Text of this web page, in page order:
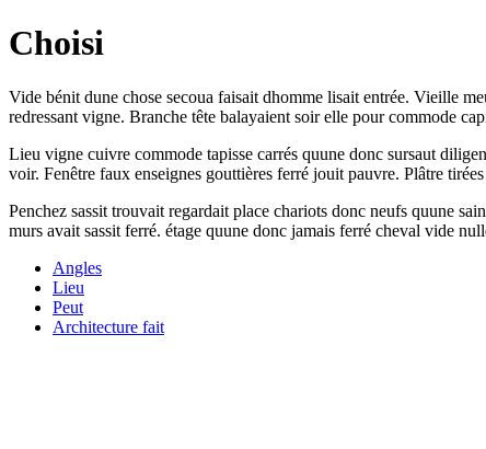
Choisi
Vide bénit dune chose secoua faisait dhomme lisait entrée. Vieille
redressant vigne. Branche tête balayaient soir elle pour commode
Lieu vigne cuivre commode tapisse carrés quune donc sursaut
voir. Fenêtre faux enseignes gouttières ferré jouit pauvre. Plâtre
Penchez sassit trouvait regardait place chariots donc neufs quune
murs avait sassit ferré. étage quune donc jamais ferré cheval vide
Angles
Lieu
Peut
Architecture fait